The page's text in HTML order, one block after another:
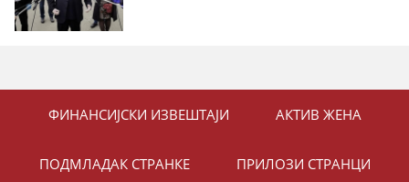
ФИНАНСИЈСКИ ИЗВЕШТАЈИ АКТИВ ЖЕНА
ПОДМЛАДАК СТРАНКЕ ПРИЛОЗИ СТРАНЦИ